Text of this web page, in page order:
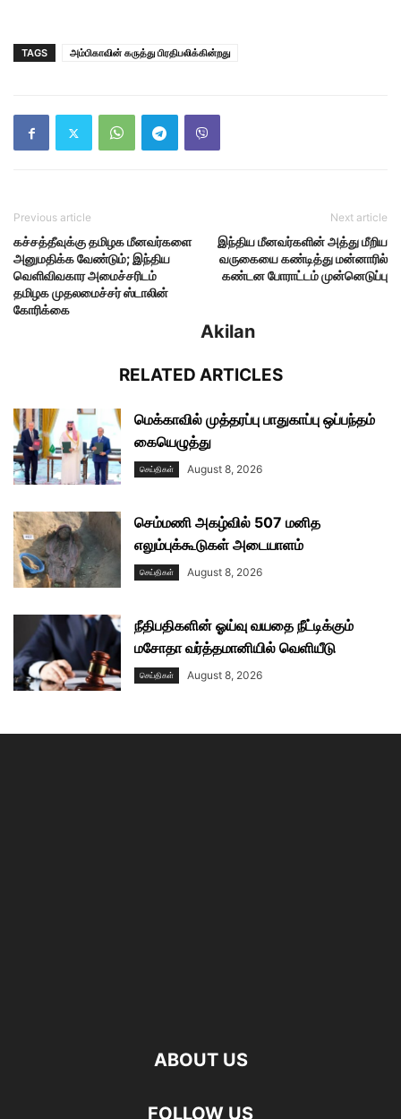
TAGS அம்பிகாவின் கருத்து பிரதிபலிக்கின்றது
Previous article
கச்சத்தீவுக்கு தமிழக மீனவர்களை
அனுமதிக்க வேண்டும்; இந்திய
வெளிவிவகார அமைச்சரிடம்
தமிழக முதலமைச்சர் ஸ்டாலின்
கோரிக்கை
Next article
இந்திய மீனவர்களின் அத்து மீறிய
வருகையை கண்டித்து மன்னாரில்
கண்டன போராட்டம் முன்னெடுப்பு
Akilan
RELATED ARTICLES
மெக்காவில் முத்தரப்பு பாதுகாப்பு ஒப்பந்தம்
கையெழுத்து
செய்திகள் August 8, 2026
செம்மணி அகழ்வில் 507 மனித
எலும்புக்கூடுகள் அடையாளம்
செய்திகள் August 8, 2026
நீதிபதிகளின் ஓய்வு வயதை நீட்டிக்கும்
மசோதா வர்த்தமானியில் வெளியீடு
செய்திகள் August 8, 2026
ABOUT US
FOLLOW US